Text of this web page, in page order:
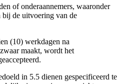
of onderaannemers, waaronder
bij de uitvoering van de
(10) werkdagen na
maakt, wordt het
in 5.5 dienen gespecificeerd te